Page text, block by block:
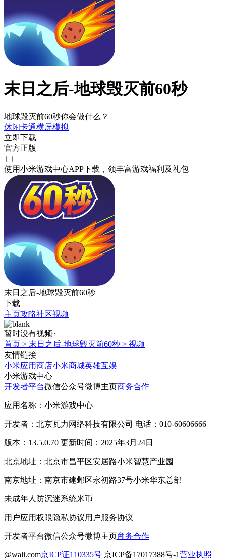
末日之后-地球毁灭前60秒
地球毁灭前60秒你会做什么？
休闲卡通横屏模拟
立即下载
官方正版
使用小米游戏中心APP下载 ，领丰富游戏福利 及礼包
末日之后-地球毁灭前60秒
下载
主页攻略社区视频
暂时没有视频~
首页 > 末日之后-地球毁灭前60秒 > 视频
友情链接
小米应用商店小米商城英雄互娱
小米游戏中心
开发者平台微信公众号微博主页商务合作
应用名称：小米游戏中心
开发者：北京瓦力网络科技有限公司 电话：010-60606666
版本：13.5.0.70 更新时间：2025年3月24日
北京地址：北京市昌平区安居路小米智慧产业园
南京地址：南京市建邺区永初路37号小米华东总部
未成年人防沉迷系统米币
用户应用权限隐私协议用户服务协议
开发者平台微信公众号微博主页商务合作
@wali.com京ICP证110335号 京ICP备17017388号-1营业执照